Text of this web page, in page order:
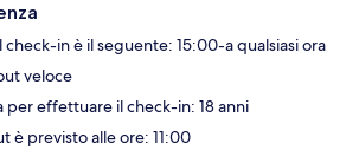
check-in è il seguente: 15:00-a qualsiasi ora
veloce
per effettuare il check-in: 18 anni
è previsto alle ore: 11:00